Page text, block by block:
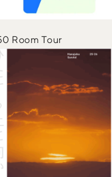
ス
平日ほぼ毎日投稿中！
Room Tour